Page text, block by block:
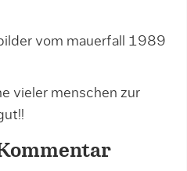
vom mauerfall 1989
vieler menschen zur